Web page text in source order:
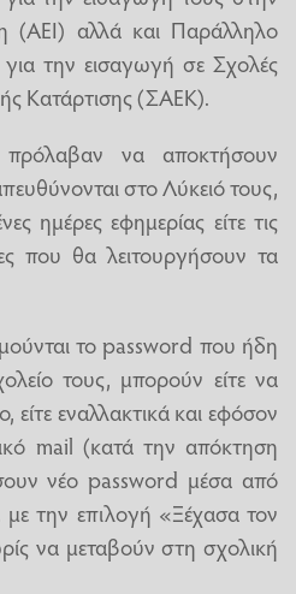
(ΑΕΙ) αλλά και Παράλληλο
την εισαγωγή σε Σχολές
Κατάρτισης (ΣΑΕΚ).
να αποκτήσουν
στο Λύκειό τους,
ημέρες εφημερίας είτε τις
που θα λειτουργήσουν τα
το password που ήδη
τους, μπορούν είτε να
είτε εναλλακτικά και εφόσον
mail (κατά την απόκτηση
νέο password μέσα από
την επιλογή «Ξέχασα τον
να μεταβούν στη σχολική